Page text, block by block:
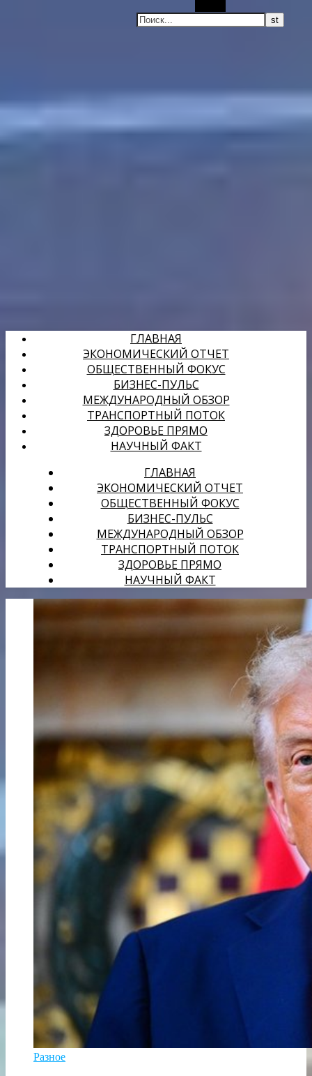
ГЛАВНАЯ
ЭКОНОМИЧЕСКИЙ ОТЧЕТ
ОБЩЕСТВЕННЫЙ ФОКУС
БИЗНЕС-ПУЛЬС
МЕЖДУНАРОДНЫЙ ОБЗОР
ТРАНСПОРТНЫЙ ПОТОК
ЗДОРОВЬЕ ПРЯМО
НАУЧНЫЙ ФАКТ
ГЛАВНАЯ
ЭКОНОМИЧЕСКИЙ ОТЧЕТ
ОБЩЕСТВЕННЫЙ ФОКУС
БИЗНЕС-ПУЛЬС
МЕЖДУНАРОДНЫЙ ОБЗОР
ТРАНСПОРТНЫЙ ПОТОК
ЗДОРОВЬЕ ПРЯМО
НАУЧНЫЙ ФАКТ
Разное